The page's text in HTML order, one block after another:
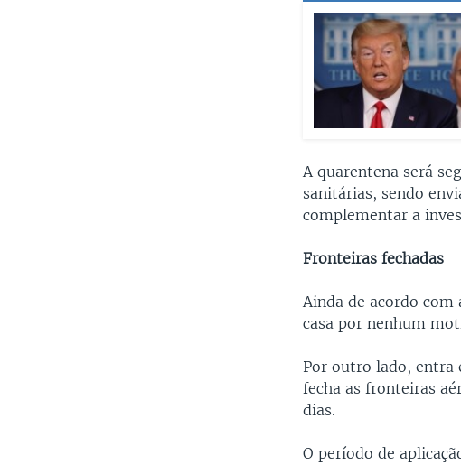
A quarentena será
sanitárias, sendo
complementar a
Fronteiras fechadas
Ainda de acordo com
casa por nenhum
Por outro lado, entra
fecha as fronteiras
dias.
O período de